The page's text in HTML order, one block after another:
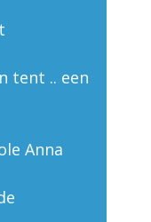
tent .. een
Anna